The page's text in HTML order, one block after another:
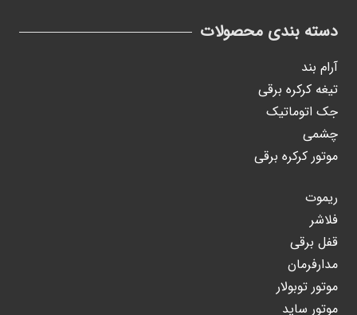
دسته بندی محصولات
آرام بند
تیغه کرکره برقی
جک اتوماتیک
چشمی
موتور کرکره برقی
ریموت
فلاشر
قفل برقی
مدارفرمان
موتور توبولار
موتور ساید